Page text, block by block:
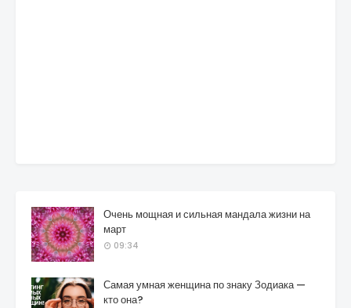
Очень мощная и сильная мандала жизни на
март
09:34
Самая умная женщина по знаку Зодиака —
кто она?